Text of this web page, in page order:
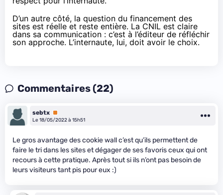
D’un autre côté, la question du financement des
sites est réelle et reste entière. La CNIL est claire
dans sa communication : c’est à l’éditeur de réfléchir
son approche. L’internaute, lui, doit avoir le choix.
Commentaires (22)
sebtx Premium
Le 18/05/2022 à 15h51
Le gros avantage des cookie wall c’est qu’ils permettent de
faire le tri dans les sites et dégager de ses favoris ceux qui ont
recours à cette pratique. Après tout si ils n’ont pas besoin de
leurs visiteurs tant pis pour eux :)